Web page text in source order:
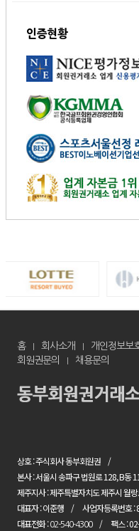
인증현황
홈 회사소개 개인정보보
회원권문의
채용문의
상호 : 주식회사 동부회원권
본사 : 서울시 송파구 법원로 128, B동
제주지사 : 제주특별자치도 제주시 월
대표자 : 이준행
사업자등록번호
대표전화 :02-540-4300 팩스 :